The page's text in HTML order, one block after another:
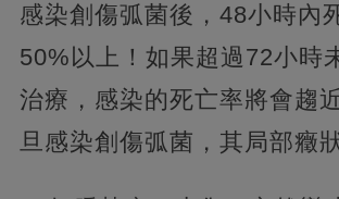
感染創傷弧菌後，48小時內
50%以上！如果超過72小時
治療，感染的死亡率將會趨
旦感染創傷弧菌，其局部癥